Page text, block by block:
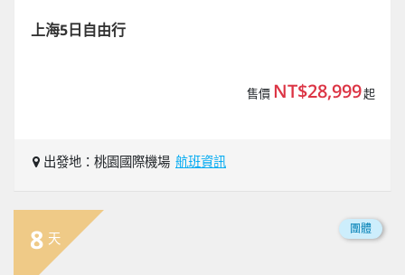
上海5日自由行
售價 NT$28,999起
出發地：桃園國際機場 航班資訊
8 天
團體